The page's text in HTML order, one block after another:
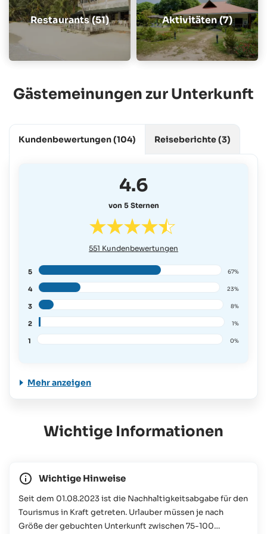
Restaurants (51) Aktivitäten (7)
Gästemeinungen zur Unterkunft
Kundenbewertungen(104)
4.6
von 5 Sternen
551 Kundenbewertungen
5 67%
4 23%
3 8%
2 1%
1 0%
Mehr anzeigen
Reiseberichte(3)
Wichtige Informationen
Wichtige Hinweise
Seit dem 01.08.2023 ist die Nachhaltigkeitsabgabe für den
Tourismus in Kraft getreten. Urlauber müssen je nach
Größe der gebuchten Unterkunft zwischen 75-100